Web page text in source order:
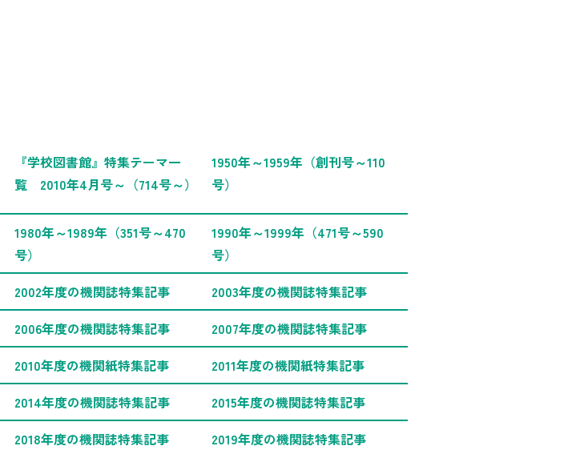
『学校図書館』特集テーマ一
覧 2010年4月号～（714号～）
1950年～1959年（創刊号～110
号）
1980年～1989年（351号～470
号）
1990年～1999年（471号～590
号）
2002年度の機関誌特集記事
2003年度の機関誌特集記事
2006年度の機関誌特集記事
2007年度の機関誌特集記事
2010年度の機関紙特集記事
2011年度の機関紙特集記事
2014年度の機関誌特集記事
2015年度の機関誌特集記事
2018年度の機関誌特集記事
2019年度の機関誌特集記事